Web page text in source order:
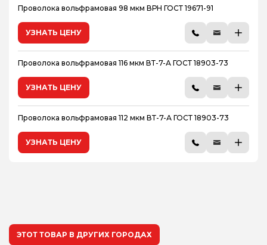
Проволока вольфрамовая 98 мкм ВРН ГОСТ 19671-91
УЗНАТЬ ЦЕНУ
Проволока вольфрамовая 116 мкм ВТ-7-А ГОСТ 18903-73
УЗНАТЬ ЦЕНУ
Проволока вольфрамовая 112 мкм ВТ-7-А ГОСТ 18903-73
УЗНАТЬ ЦЕНУ
ЭТОТ ТОВАР В ДРУГИХ ГОРОДАХ